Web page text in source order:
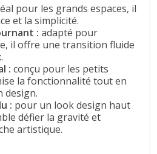
pour les grands espaces, il
et la simplicité.
: adapté pour
il offre une transition fluide
: conçu pour les petits
la fonctionnalité tout en
design.
: pour un look design haut
défier la gravité et
artistique.